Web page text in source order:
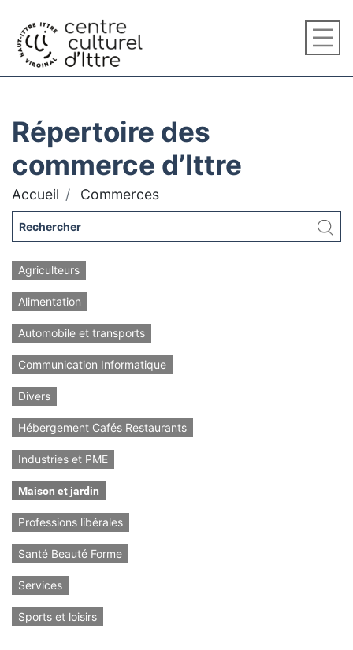
Répertoire des
commerce d’Ittre
Accueil Commerces
Agriculteurs
Alimentation
Automobile et transports
Communication Informatique
Divers
Hébergement Cafés Restaurants
Industries et PME
Maison et jardin
Professions libérales
Santé Beauté Forme
Services
Sports et loisirs